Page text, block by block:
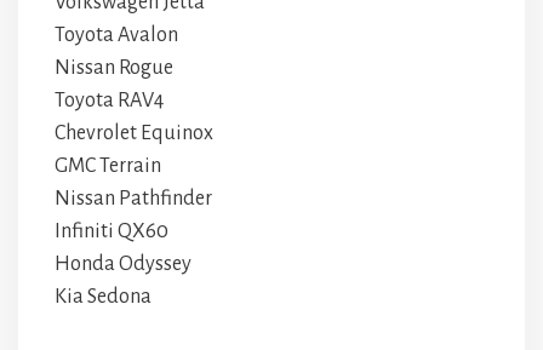
Toyota Avalon
Nissan Rogue
Toyota RAV4
Chevrolet Equinox
GMC Terrain
Nissan Pathfinder
Infiniti QX60
Honda Odyssey
Kia Sedona